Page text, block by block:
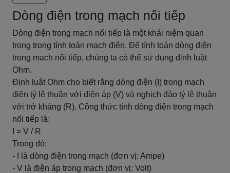
Dòng điện trong mạch nối tiếp
Dòng điện trong mạch nối tiếp là một khái niệm quan
trọng trong tính toán mạch điện. Để tính toán dòng điện
trong mạch nối tiếp, chúng ta có thể sử dụng định luật
Ohm.
Định luật Ohm cho biết rằng dòng điện (I) trong mạch
điện tỷ lệ thuận với điện áp (V) và nghịch đảo tỷ lệ thuận
với trở kháng (R). Công thức tính dòng điện trong mạch
nối tiếp là:
I = V / R
Trong đó:
- I là dòng điện trong mạch (đơn vị: Ampe)
- V là điện áp trong mạch (đơn vị: Volt)